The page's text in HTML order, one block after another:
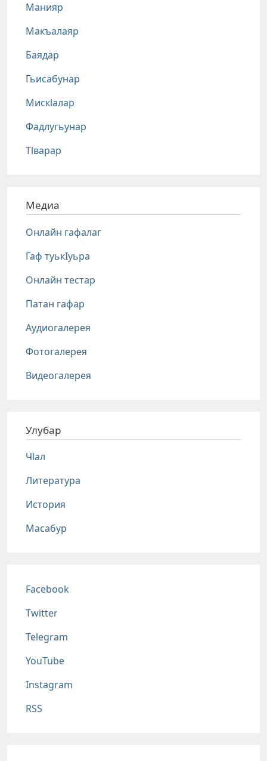
Манияр
Макъалаяр
Баядар
Гьисабунар
Мискlалар
Фадлугьунар
Тlварар
Медиа
Онлайн гафалаг
Гаф туькIуьра
Онлайн тестар
Патан гафар
Аудиогалерея
Фотогалерея
Видеогалерея
Улубар
Чlал
Литература
История
Масабур
Соц сети
Facebook
Twitter
Telegram
YouTube
Instagram
RSS